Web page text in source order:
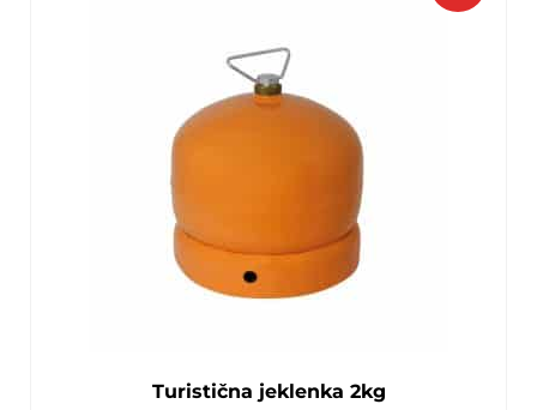
Turistična jeklenka 2kg